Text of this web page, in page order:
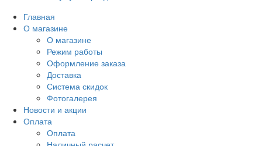
Главная
О магазине
О магазине
Режим работы
Оформление заказа
Доставка
Система скидок
Фотогалерея
Новости и акции
Оплата
Оплата